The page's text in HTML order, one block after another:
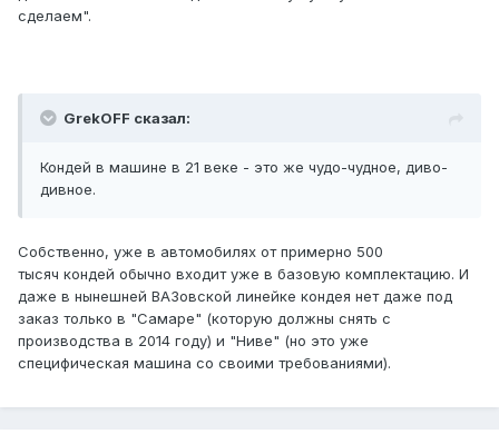
сделаем".
GrekOFF сказал:
Кондей в машине в 21 веке - это же чудо-чудное, диво-
дивное.
Собственно, уже в автомобилях от примерно 500
тысяч кондей обычно входит уже в базовую комплектацию. И
даже в нынешней ВАЗовской линейке кондея нет даже под
заказ только в "Самаре" (которую должны снять с
производства в 2014 году) и "Ниве" (но это уже
специфическая машина со своими требованиями).